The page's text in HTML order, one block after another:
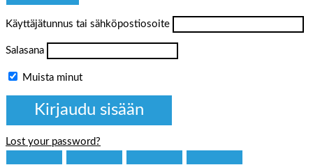
Käyttäjätunnus tai sähköpostiosoite
Salasana
Muista minut
Lost your password?